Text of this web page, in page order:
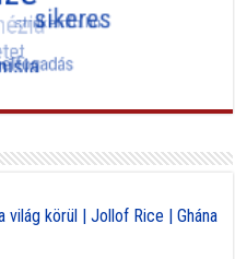
körül | Jollof Rice | Ghána